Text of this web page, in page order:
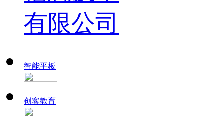
智能平板
创客教育